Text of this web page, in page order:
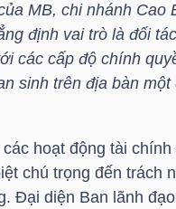
MB, chi nhánh Cao
định vai trò là đối
các cấp độ chính
sinh trên địa bàn một
hoạt động tài
chú trọng đến trách
Đại diện Ban lãnh